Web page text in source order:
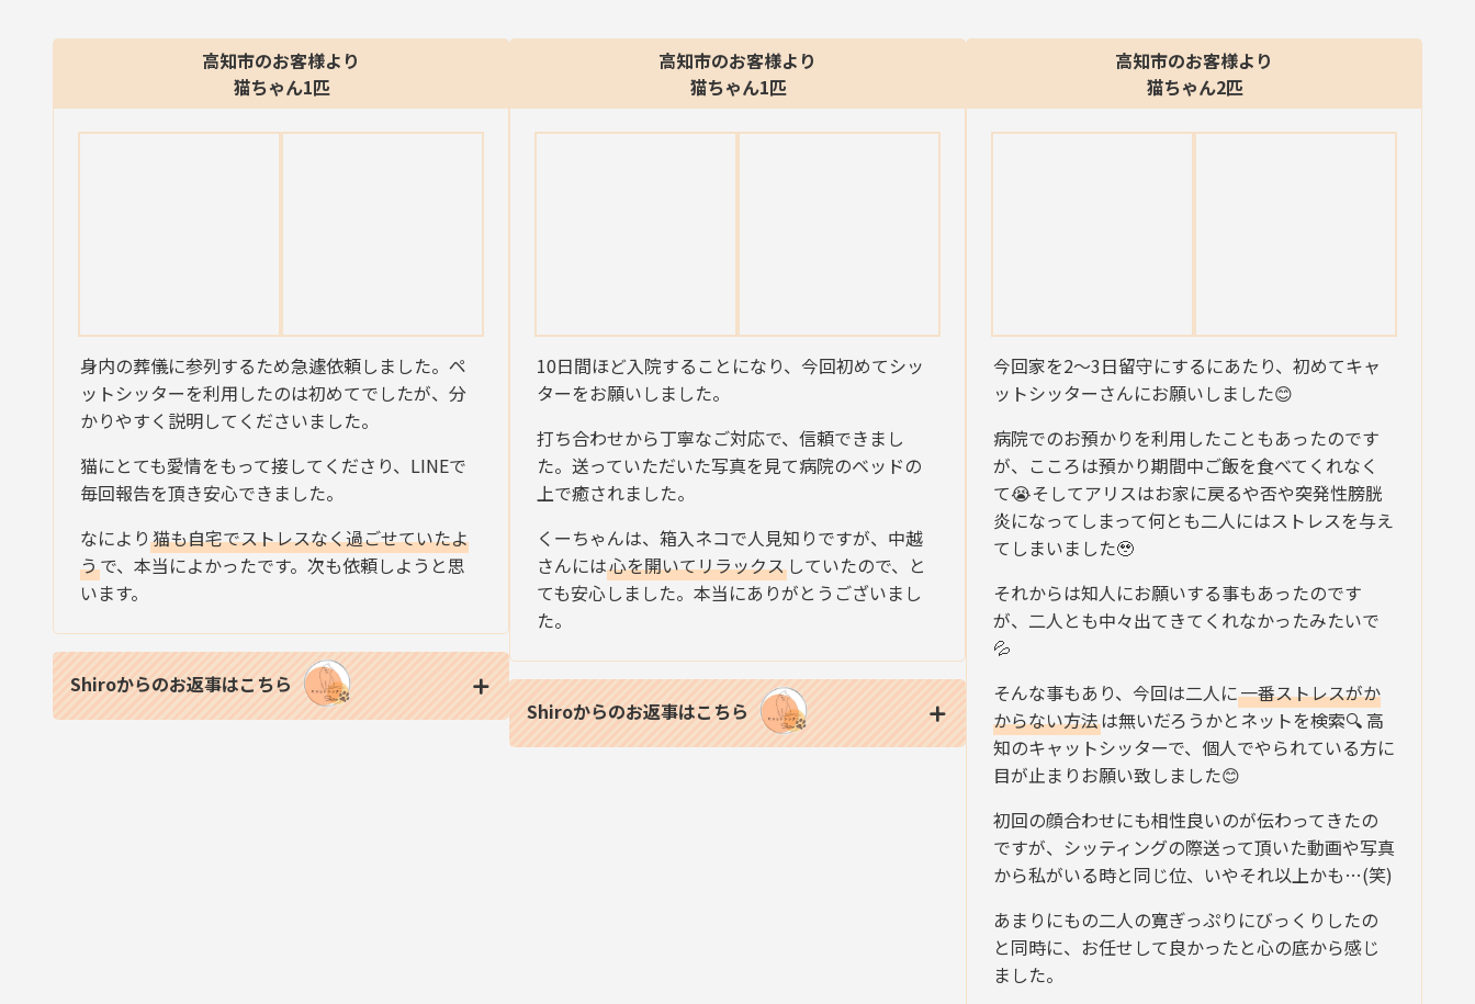
高知市のお客様より
猫ちゃん1匹
身内の葬儀に参列するため急遽依頼しました。ペ
ットシッターを利用したのは初めてでしたが、分
かりやすく説明してくださいました。
猫にとても愛情をもって接してくださり、LINEで
毎回報告を頂き安心できました。
なにより 猫も自宅でストレスなく過ごせていたよ
うで、本当によかったです。次も依頼しようと思
います。
Shiroからのお返事はこちら
高知市のお客様より
猫ちゃん1匹
10日間ほど入院することになり、今回初めてシッ
ターをお願いしました。
打ち合わせから丁寧なご対応で、信頼できまし
た。送っていただいた写真を見て病院のベッドの
上で癒されました。
くーちゃんは、箱入ネコで人見知りですが、中越
さんには心を開いてリラックス していたので、と
ても安心しました。本当にありがとうございまし
た。
Shiroからのお返事はこちら
高知市のお客様より
猫ちゃん2匹
今回家を2〜3日留守にするにあたり、初めてキャ
ットシッターさんにお願いしました😊
病院でのお預かりを利用したこともあったのです
が、こころは預かり期間中ご飯を食べてくれなく
て😭そしてアリスはお家に戻るや否や突発性膀胱
炎になってしまって何とも二人にはストレスを与え
てしまいました🥹
それからは知人にお願いする事もあったのです
が、二人とも中々出てきてくれなかったみたいで
💦
そんな事もあり、今回は二人に一番ストレスがか
からない方法は無いだろうかとネットを検索🔍 高
知のキャットシッターで、個人でやられている方に
目が止まりお願い致しました😊
初回の顔合わせにも相性良いのが伝わってきたの
ですが、シッティングの際送って頂いた動画や写真
から私がいる時と同じ位、いやそれ以上かも…(笑)
あまりにもの二人の寛ぎっぷりにびっくりしたの
と同時に、お任せして良かったと心の底から感じ
ました。